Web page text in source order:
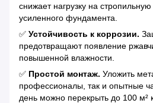
снижает нагрузку на
усиленного фундамента.
✅ Устойчивость к коррозии.
предотвращают появление
повышенной влажности.
✅ Простой монтаж. Уложить
профессионалы, так и опытные
день можно перекрыть до 100 м²